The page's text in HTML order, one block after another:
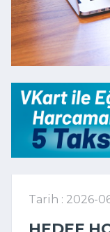
Tarih : 2026-
HEDEF